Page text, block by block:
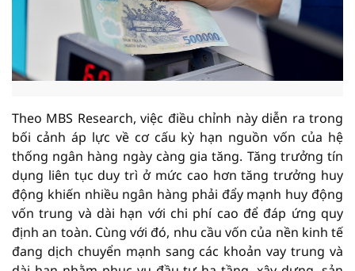
Theo MBS Research, việc điều chỉnh này diễn ra trong
bối cảnh áp lực về cơ cấu kỳ hạn nguồn vốn của hệ
thống ngân hàng ngày càng gia tăng. Tăng trưởng tín
dụng liên tục duy trì ở mức cao hơn tăng trưởng huy
động khiến nhiều ngân hàng phải đẩy mạnh huy động
vốn trung và dài hạn với chi phí cao để đáp ứng quy
định an toàn. Cùng với đó, nhu cầu vốn của nền kinh tế
đang dịch chuyển mạnh sang các khoản vay trung và